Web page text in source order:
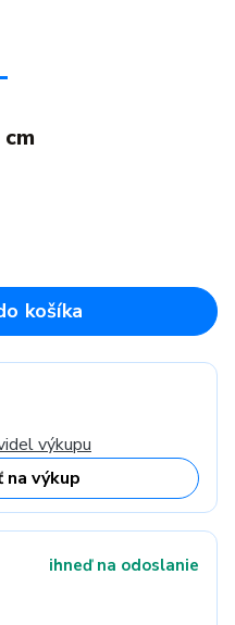
košíka
výkupu
na výkup
ihneď na odoslanie